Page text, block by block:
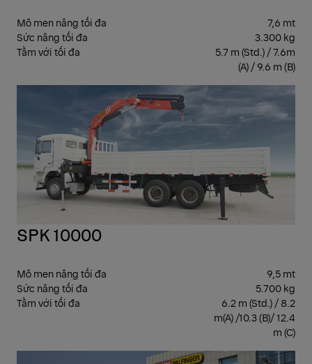
Mô men nâng tối đa
7,6 mt
Sức nâng tối đa
3.300 kg
Tầm với tối đa
5.7 m (Std.) / 7.6m
(A) / 9.6 m (B)
SPK 10000
Mô men nâng tối đa
9,5 mt
Sức nâng tối đa
5.700 kg
Tầm với tối đa
6.2 m (Std.) / 8.2
m(A) /10.3 (B)/ 12.4
m (C)